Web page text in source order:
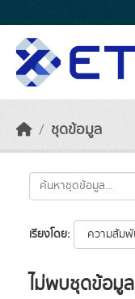
ชุดข้อมูล
เรียงโดย
ไม่พบชุดข้อมูล